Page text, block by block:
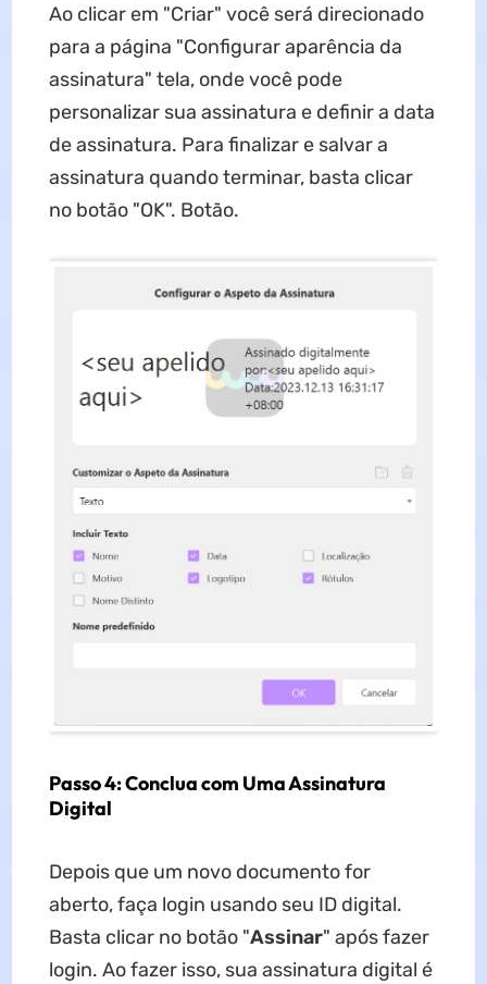
Ao clicar em "Criar" você será direcionado
para a página "Configurar aparência da
assinatura" tela, onde você pode
personalizar sua assinatura e definir a data
de assinatura. Para finalizar e salvar a
assinatura quando terminar, basta clicar
no botão "OK". Botão.
Passo 4: Conclua com Uma Assinatura
Digital
Depois que um novo documento for
aberto, faça login usando seu ID digital.
Basta clicar no botão "Assinar" após fazer
login. Ao fazer isso, sua assinatura digital é